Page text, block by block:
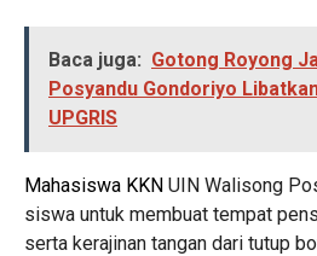
Baca juga: Gotong Royong
Posyandu Gondoriyo
UPGRIS
Mahasiswa KKN UIN Walisong
siswa untuk membuat tempat
serta kerajinan tangan dari tutup